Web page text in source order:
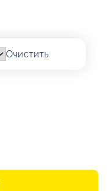
Очистить